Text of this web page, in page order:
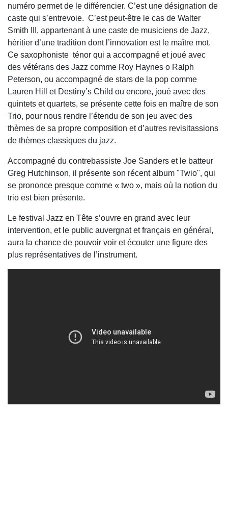
numéro permet de le différencier. C’est une désignation de
caste qui s’entrevoie. C’est peut-être le cas de Walter
Smith III, appartenant à une caste de musiciens de Jazz,
héritier d’une tradition dont l’innovation est le maître mot.
Ce saxophoniste ténor qui a accompagné et joué avec
des vétérans des Jazz comme Roy Haynes o Ralph
Peterson, ou accompagné de stars de la pop comme
Lauren Hill et Destiny’s Child ou encore, joué avec des
quintets et quartets, se présente cette fois en maître de son
Trio, pour nous rendre l’étendu de son jeu avec des
thèmes de sa propre composition et d’autres revisitassions
de thèmes classiques du jazz.
Accompagné du contrebassiste Joe Sanders et le batteur
Greg Hutchinson, il présente son récent album "Twio", qui
se prononce presque comme « two », mais où la notion du
trio est bien présente.
Le festival Jazz en Tête s’ouvre en grand avec leur
intervention, et le public auvergnat et français en général,
aura la chance de pouvoir voir et écouter une figure des
plus représentatives de l’instrument.